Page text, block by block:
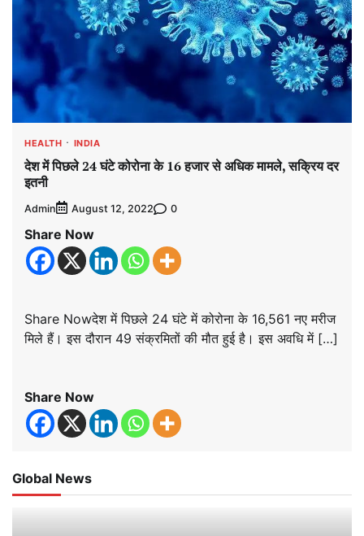
HEALTH INDIA
देश में पिछले 24 घंटे कोरोना के 16 हजार से अधिक मामले, सक्रिय दर
इतनी
Admin August 12, 2022 0
Share Now
Share Nowदेश में पिछले 24 घंटे में कोरोना के 16,561 नए मरीज
मिले हैं। इस दौरान 49 संक्रमितों की मौत हुई है। इस अवधि में […]
Share Now
Global News